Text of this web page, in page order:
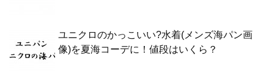
ユニクロのかっこいい?水着(メンズ海パン画
像)を夏海コーデに！値段はいくら？